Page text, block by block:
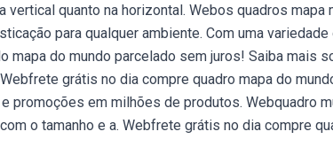
quanto na horizontal. Webos quadros mapa
para qualquer ambiente. Com uma variedade
do mundo parcelado sem juros! Saiba mais
grátis no dia compre quadro mapa do
em milhões de produtos. Webquadro
o tamanho e a. Webfrete grátis no dia compre